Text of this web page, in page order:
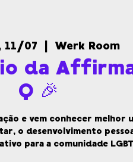
11/07 Werk Room
da
Q 🎉
e vem conhecer melhor
o desenvolvimento
para a comunidade